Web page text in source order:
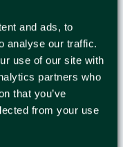
and ads, to
analyse our traffic.
use of our site with
partners who
that you’ve
from your use
till hands
ta dem med
skrivbord inom
under
Attraktiv,
och